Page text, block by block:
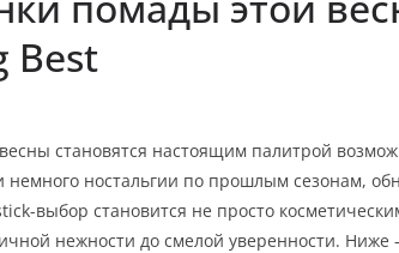
Best
становятся настоящим палитрой
немного ностальгии по прошлым сезонам,
выбор становится не просто
нежности до смелой уверенности.